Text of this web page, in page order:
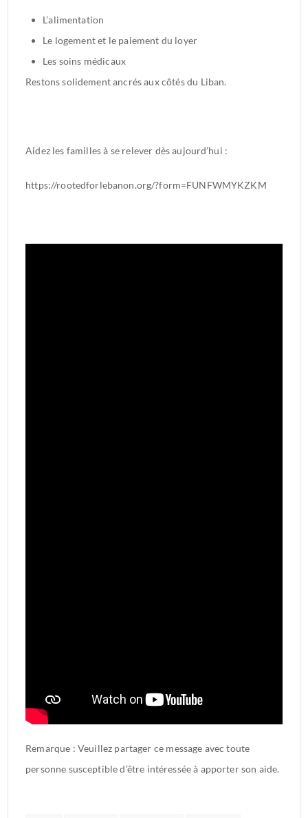
L’alimentation
Le logement et le paiement du loyer
Les soins médicaux
Restons solidement ancrés aux côtés du Liban.
Aidez les familles à se relever dès aujourd’hui :
https://rootedforlebanon.org/?form=FUNFWMYKZKM
Remarque : Veuillez partager ce message avec toute
personne susceptible d’être intéressée à apporter son aide.